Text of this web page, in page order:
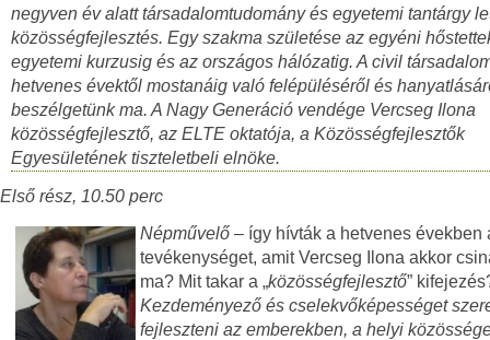
negyven év alatt társadalomtudomány és egyetemi tantárgy
közösségfejlesztés. Egy szakma születése az egyéni
egyetemi kurzusig és az országos hálózatig. A civil
hetvenes évektől mostanáig való felépüléséről és
beszélgetünk ma. A Nagy Generáció vendége Vercseg Ilona
közösségfejlesztő, az ELTE oktatója, a Közösségfejlesztők
Egyesületének tiszteletbeli elnöke.
Első rész, 10.50 perc
Népművelő – így hívták a hetvenes években
tevékenységet, amit Vercseg Ilona akkor
ma? Mit takar a „közösségfejlesztő”
Kezdeményező és cselekvőképességet
fejleszteni az emberekben, a helyi